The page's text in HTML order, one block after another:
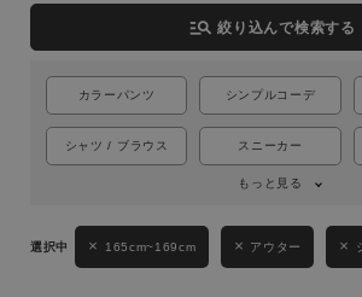
詳細検索
manage_search 絞り込んで検索する
カラーパンツ シンプルコーデ
シャツ / ブラウス スニーカー
もっと見る
165cm~169cm アウター